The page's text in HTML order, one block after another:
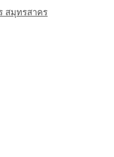
สมุทรสาคร